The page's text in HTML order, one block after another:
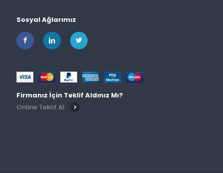
Sosyal Ağlarımız
Firmanız İçin Teklif Aldınız Mı?
Online Teklif Al